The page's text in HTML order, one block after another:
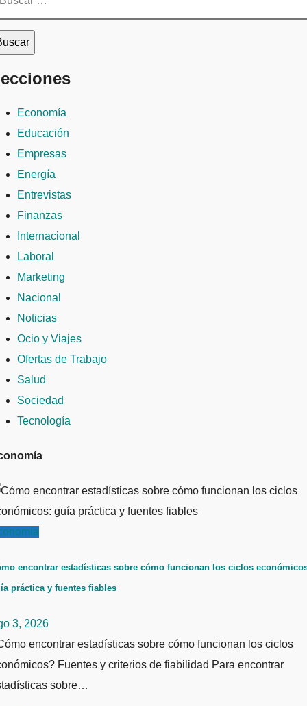
Economía
Educación
Empresas
Energía
Entrevistas
Finanzas
Internacional
Laboral
Marketing
Nacional
Noticias
Ocio y Viajes
Ofertas de Trabajo
Salud
Sociedad
Tecnología
encontrar estadísticas sobre cómo funcionan los ciclos
práctica y fuentes fiables
3, 2026
encontrar estadísticas sobre cómo funcionan los ciclos
Fuentes y criterios de fiabilidad Para encontrar
sobre…